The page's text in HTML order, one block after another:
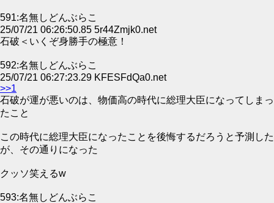
591:名無しどんぶらこ
25/07/21 06:26:50.85 5r44Zmjk0.net
石破＜いくぞ身勝手の極意！
592:名無しどんぶらこ
25/07/21 06:27:23.29 KFESFdQa0.net
>>1
石破が運が悪いのは、物価高の時代に総理大臣になってしまっ
たこと
この時代に総理大臣になったことを後悔するだろうと予測した
が、その通りになった
クッソ笑えるw
593:名無しどんぶらこ